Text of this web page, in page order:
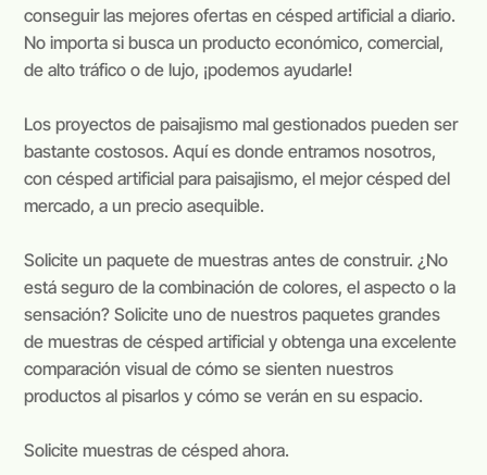
conseguir las mejores ofertas en césped artificial a diario.
No importa si busca un producto económico, comercial,
de alto tráfico o de lujo, ¡podemos ayudarle!
Los proyectos de paisajismo mal gestionados pueden ser
bastante costosos. Aquí es donde entramos nosotros,
con césped artificial para paisajismo, el mejor césped del
mercado, a un precio asequible.
Solicite un paquete de muestras antes de construir. ¿No
está seguro de la combinación de colores, el aspecto o la
sensación? Solicite uno de nuestros paquetes grandes
de muestras de césped artificial y obtenga una excelente
comparación visual de cómo se sienten nuestros
productos al pisarlos y cómo se verán en su espacio.
Solicite muestras de césped ahora.